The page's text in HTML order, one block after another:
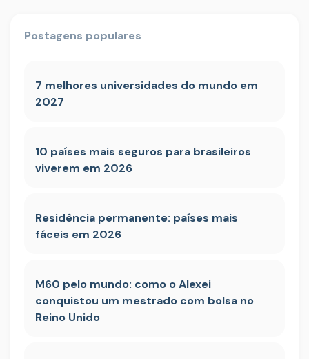
Postagens populares
7 melhores universidades do mundo em
2027
10 países mais seguros para brasileiros
viverem em 2026
Residência permanente: países mais
fáceis em 2026
M60 pelo mundo: como o Alexei
conquistou um mestrado com bolsa no
Reino Unido